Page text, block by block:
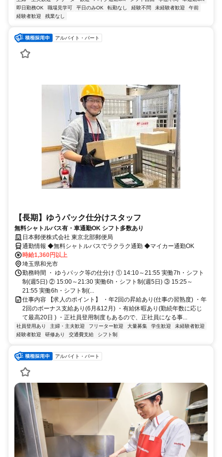
即日勤務OK
職場見学可 平日のみOK 転勤なし 経験不問 未経験者歓迎
午前
経験者歓迎
残業なし
アルバイト・パート
【長期】ゆうパック仕分けスタッフ
無料シャトルバス有・車通勤OK シフト多数あり
日本郵便株式会社 東京北部郵便局
通勤情報 ◆無料シャトルバスでラクラク通勤 ◆マイカー通勤OK
時給1,360円以上
埼玉県和光市
勤務時間 ・ ゆうパック等の仕分け ① 14:10～21:55 実働7h・シフト
制(週5日) ② 15:00～21:30 実働6h・シフト制(週5日) ③ 15:25～
21:55 実働6h・シフト制(...
仕事内容 【求人のポイント】 ・年2回の昇給あり(仕事の習熟度) ・年
2回のボーナス支給あり(6月&12月) ・有給休暇あり(勤続年数に応じ
て最高20日 ) ・正社員登用制度もあるので、正社員になる事...
社員登用あり 主婦・主夫歓迎 フリーター歓迎 大量募集 学生歓迎
未経験者歓迎
経験者歓迎
研修あり 交通費支給 シフト制
アルバイト・パート